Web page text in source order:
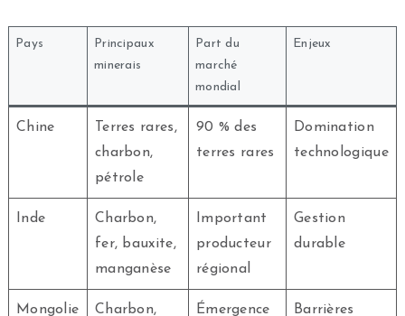
Pays
Principaux
minerais
Part du
marché
mondial
Enjeux
Chine
Terres rares,
charbon,
pétrole
90 % des
terres rares
Domination
technologique
Inde
Charbon,
fer, bauxite,
manganèse
Important
producteur
régional
Gestion
durable
Mongolie
Charbon,
Émergence
Barrières